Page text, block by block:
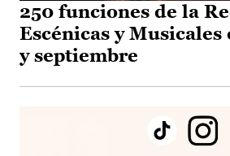
250 funciones de la
Escénicas y Musicales
y septiembre